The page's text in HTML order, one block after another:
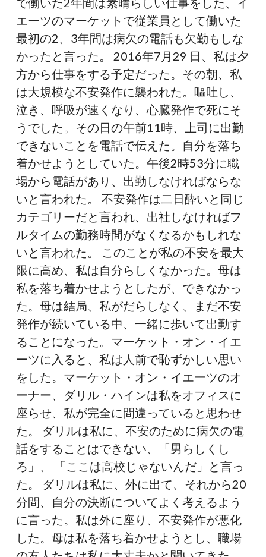
エーツのマーケットで従業員として働いた
最初の2、3年間は病欠の電話も欠勤もしな
かったと言った。 2016年7月29 日、私は夕
方から仕事をする予定だった。その朝、私
は大規模な不安発作に襲われた。嘔吐し、
泣き、呼吸が速くなり、心臓発作で死にそ
うでした。その日の午前11時、上司に出勤
できないことを電話で伝えた。自分を落ち
着かせようとしていた。午後2時53分に職
場から電話があり、出勤しなければならな
いと言われた。 不安発作は二日酔いと同じ
カテゴリーだと言われ、出社しなければフ
ルタイムの勤務時間がなくなるかもしれな
いと言われた。 このことが私の不安を最大
限に高め、私は自分らしくなかった。母は
私を落ち着かせようとしたが、できなかっ
た。母は結局、私がだらしなく、まだ不安
発作が続いている中、一緒に歩いて出勤す
ることになった。マーケット・オン・イエ
ーツに入ると、私は人前で恥ずかしい思い
をした。マーケット・オン・イエーツのオ
ーナー、ダリル・ハインは私をオフィスに
座らせ、私が完全に間違っていると思わせ
た。 ダリルは私に、不安のために病欠の電
話をすることはできない、「男らしくし
ろ」、 「ここは高校じゃないんだ」と言っ
た。 ダリルは私に、外に出て、それから20
分間、自分の決断についてよく考えるよう
に言った。私は外に座り、不安発作が悪化
した。母は私を落ち着かせようとし、職場